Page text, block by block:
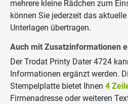
mehrere kleine Rädchen zum
können Sie jederzeit das
Unterlagen übertragen.
Auch mit Zusatzinformationen
Der Trodat Printy Dater 4724
Informationen ergänzt werden.
Stempelplatte bietet Ihnen 4
Firmenadresse oder weiteren